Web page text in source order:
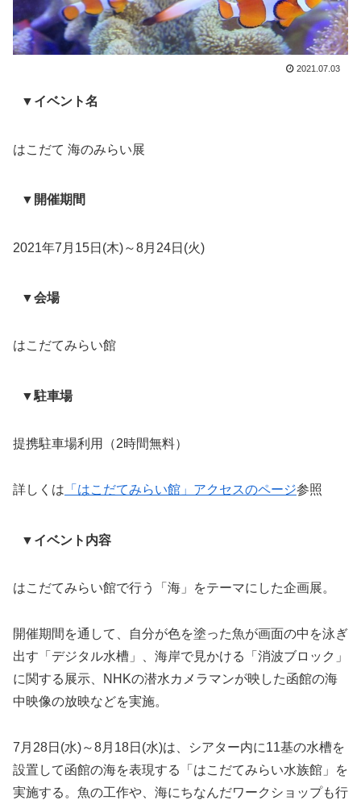
2021.07.03
▼イベント名
はこだて 海のみらい展
▼開催期間
2021年7月15日(木)～8月24日(火)
▼会場
はこだてみらい館
▼駐車場
提携駐車場利用（2時間無料）
詳しくは 「はこだてみらい館」アクセスのページ参照
▼イベント内容
はこだてみらい館で行う「海」をテーマにした企画展。
開催期間を通して、自分が色を塗った魚が画面の中を泳ぎ
出す「デジタル水槽」、海岸で見かける「消波ブロック」
に関する展示、NHKの潜水カメラマンが映した函館の海
中映像の放映などを実施。
7月28日(水)～8月18日(水)は、シアター内に11基の水槽を
設置して函館の海を表現する「はこだてみらい水族館」を
実施する。魚の工作や、海にちなんだワークショップも行